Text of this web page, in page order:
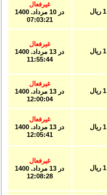
غیرفعال
در
10 مرداد. 1400
07:03:21
غیرفعال
در
13 مرداد. 1400
11:55:44
غیرفعال
در
13 مرداد. 1400
12:00:04
غیرفعال
در
13 مرداد. 1400
12:05:41
غیرفعال
در
13 مرداد. 1400
12:08:28